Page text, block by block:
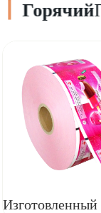
Горячий
Изготовленный